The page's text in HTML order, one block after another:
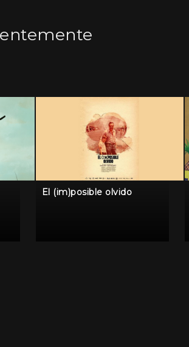
El (im)posible olvido